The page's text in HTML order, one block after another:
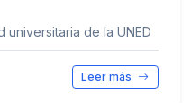
universitaria de la UNED
Leer más